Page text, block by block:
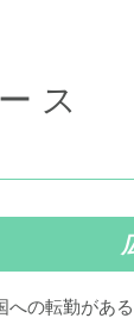
ス
への転勤がある